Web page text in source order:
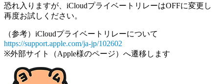
恐れ入りますが、iCloudプライベートリレーはOFFに変更し
再度お試しください。
（参考）iCloudプライベートリレーについて
https://support.apple.com/ja-jp/102602
※外部サイト（Apple様のページ）へ遷移します